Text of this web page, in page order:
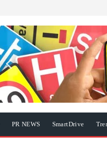
PR NEWS SmartDrive